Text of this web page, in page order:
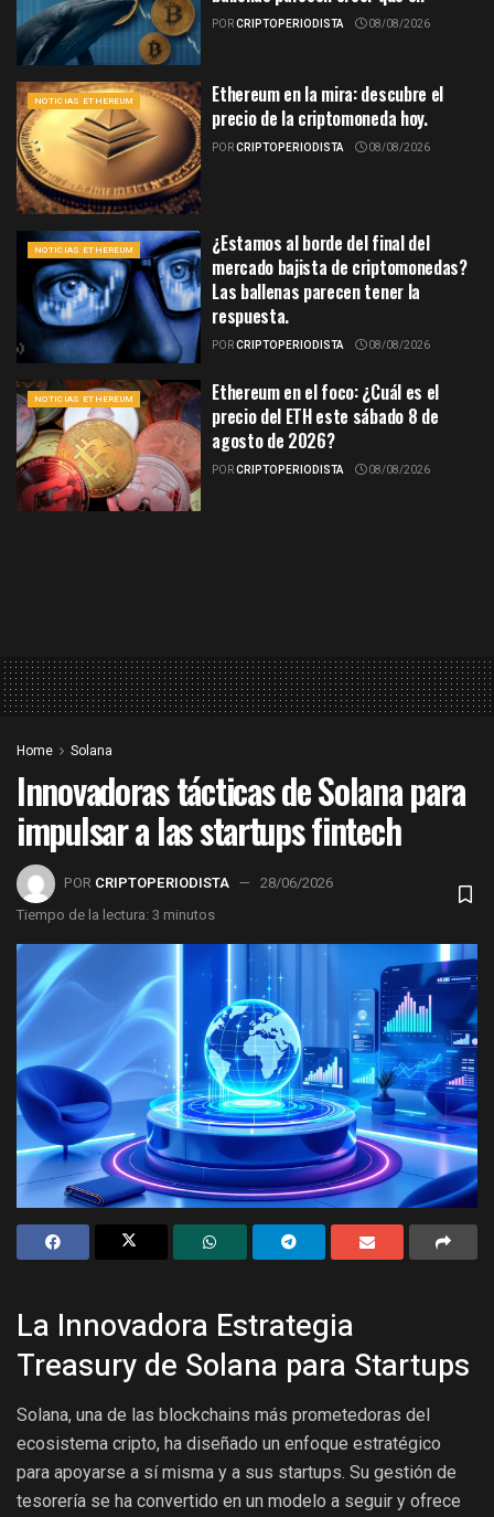
PORCRIPTOPERIODISTA 08/08/2026
NOTICIAS ETHEREUM
Ethereum en la mira: descubre el
precio de la criptomoneda hoy.
PORCRIPTOPERIODISTA 08/08/2026
NOTICIAS ETHEREUM
¿Estamos al borde del final del
mercado bajista de criptomonedas?
Las ballenas parecen tener la
respuesta.
PORCRIPTOPERIODISTA 08/08/2026
NOTICIAS ETHEREUM
Ethereum en el foco: ¿Cuál es el
precio del ETH este sábado 8 de
agosto de 2026?
PORCRIPTOPERIODISTA 08/08/2026
Home Solana
Innovadoras tácticas de Solana para
impulsar a las startups fintech
POR CRIPTOPERIODISTA
28/06/2026
Tiempo de la lectura: 3 minutos
La Innovadora Estrategia
Treasury de Solana para Startups
Solana, una de las blockchains más prometedoras del
ecosistema cripto, ha diseñado un enfoque estratégico
para apoyarse a sí misma y a sus startups. Su gestión de
tesorería se ha convertido en un modelo a seguir y ofrece